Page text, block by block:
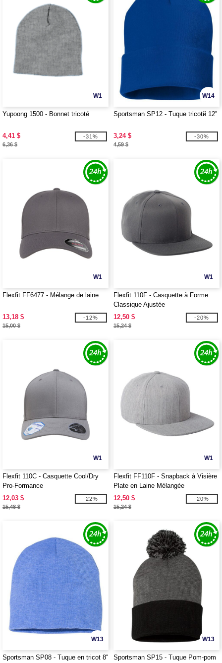
W1
Yupoong 1500 - Bonnet tricoté
4,41 $
6,36 $
-31%
W14
Sportsman SP12 - Tuque tricotй 12''
3,24 $
4,59 $
-30%
W1
Flexfit FF6477 - Mélange de laine
13,18 $
15,00 $
-12%
W1
Flexfit 110F - Casquette à Forme
Classique Ajustée
12,50 $
15,24 $
-20%
W1
Flexfit 110C - Casquette Cool/Dry
Pro-Formance
12,03 $
15,48 $
-22%
W1
Flexfit FF110F - Snapback à Visière
Plate en Laine Mélangée
12,50 $
15,24 $
-20%
W13
Sportsman SP08 - Tuque en tricot 8''
W13
Sportsman SP15 - Tuque Pom-pom